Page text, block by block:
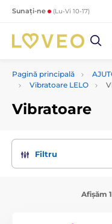
Sunați-ne (Lu-Vi 10-17)
Pagină principală
Vibratoare LELO
Vibratoare
Filtru
Afișăm